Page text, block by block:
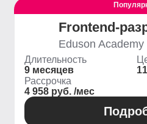
Frontend-
Eduson Academy
Длительность
9 месяцев
Рассрочка
4 958 руб. /мес